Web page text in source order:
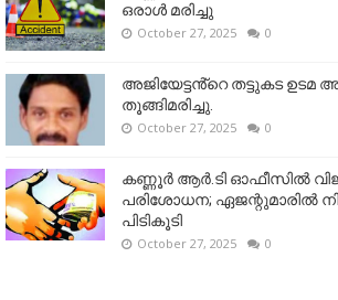
ഒരാള്‍ മരിച്ചു
October 27, 2025 0
അജിയേട്ടൻ്റെ തട്ടുകട ഉടമ
തൂങ്ങിമരിച്ചു.
October 27, 2025 0
കണ്ണൂര്‍ ആര്‍.ടി ഓഫീസില്‍
പരിശോധന; ഏജന്റുമാരില്‍
പിടികൂടി
October 27, 2025 0